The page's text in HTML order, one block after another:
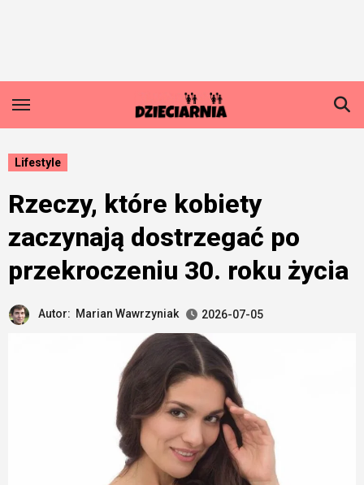
Lifestyle
Rzeczy, które kobiety
zaczynają dostrzegać po
przekroczeniu 30. roku życia
Autor: Marian Wawrzyniak 2026-07-05